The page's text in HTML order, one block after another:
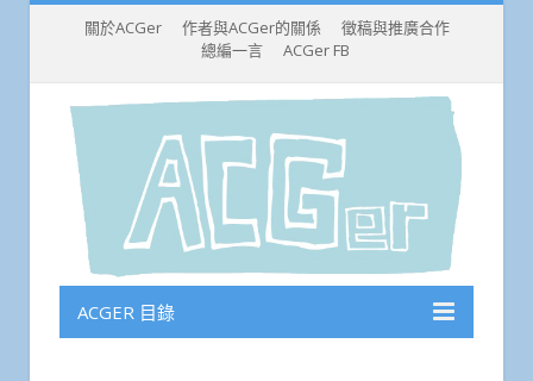
關於ACGer 作者與ACGer的關係
徵稿與推廣合作
總編一言
ACGer FB
ACGER 目錄